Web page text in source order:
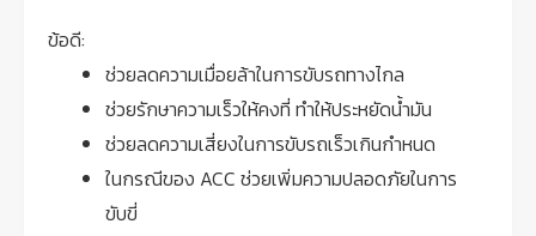
ข้อดี:
ช่วยลดความเมื่อยล้าในการขับรถทางไกล
ช่วยรักษาความเร็วให้คงที่ ทำให้ประหยัดน้ำมัน
ช่วยลดความเสี่ยงในการขับรถเร็วเกินกำหนด
ในกรณีของ ACC ช่วยเพิ่มความปลอดภัยในการ
ขับขี่